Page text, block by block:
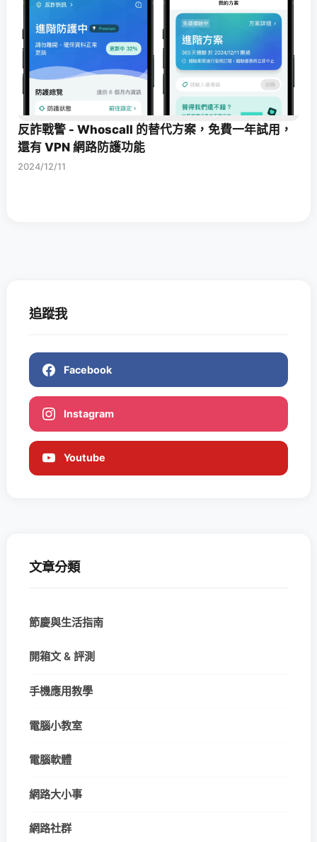
反詐戰警 - Whoscall 的替代方案，免費一年試用，
還有 VPN 網路防護功能
2024/12/11
追蹤我
Facebook
Instagram
Youtube
文章分類
節慶與生活指南
開箱文 & 評測
手機應用教學
電腦小教室
電腦軟體
網路大小事
網路社群